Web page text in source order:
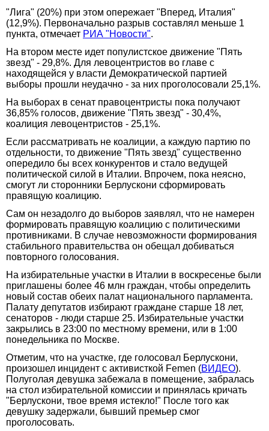
"Лига" (20%) при этом опережает "Вперед, Италия"
(12,9%). Первоначально разрыв составлял меньше 1
пункта, отмечает РИА "Новости".
На втором месте идет популистское движение "Пять
звезд" - 29,8%. Для левоцентристов во главе с
находящейся у власти Демократической партией
выборы прошли неудачно - за них проголосовали 25,1%.
На выборах в сенат правоцентристы пока получают
36,85% голосов, движение "Пять звезд" - 30,4%,
коалиция левоцентристов - 25,1%.
Если рассматривать не коалиции, а каждую партию по
отдельности, то движение "Пять звезд" существенно
опередило бы всех конкурентов и стало ведущей
политической силой в Италии. Впрочем, пока неясно,
смогут ли сторонники Берлускони сформировать
правящую коалицию.
Сам он незадолго до выборов заявлял, что не намерен
формировать правящую коалицию с политическими
противниками. В случае невозможности формирования
стабильного правительства он обещал добиваться
повторного голосования.
На избирательные участки в Италии в воскресенье были
приглашены более 46 млн граждан, чтобы определить
новый состав обеих палат национального парламента.
Палату депутатов избирают граждане старше 18 лет,
сенаторов - люди старше 25. Избирательные участки
закрылись в 23:00 по местному времени, или в 1:00
понедельника по Москве.
Отметим, что на участке, где голосовал Берлускони,
произошел инцидент с активисткой Femen (ВИДЕО).
Полуголая девушка забежала в помещение, забралась
на стол избирательной комиссии и принялась кричать
"Берлускони, твое время истекло!" После того как
девушку задержали, бывший премьер смог
проголосовать.